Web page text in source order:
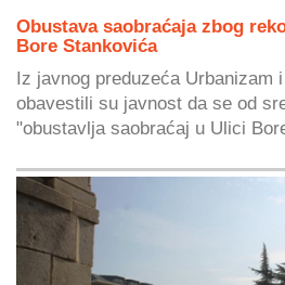
Obustava saobraćaja zbog
Bore Stankovića
Iz javnog preduzeća Urbanizam
obavestili su javnost da se od
"obustavlja saobraćaj u Ulici